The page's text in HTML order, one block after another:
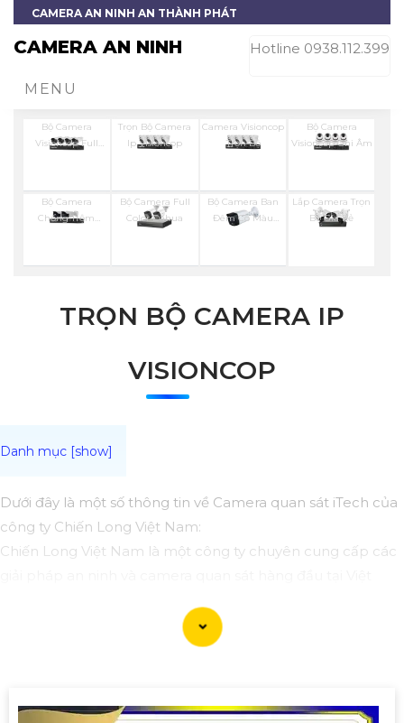
CAMERA AN NINH AN THÀNH PHÁT
CAMERA AN NINH Hotline 0938.112.399
MENU
Bộ Camera
Visioncop Full
Trọn Bộ Camera
Ip Visioncop
Camera Visioncop
Trọn Bộ
Bộ Camera
Visioncop Ghi Âm
Bộ Camera
Chống Trộm
Bộ Camera Full
Color Dahua
Bộ Camera Ban
Đêm Có Màu
Lắp Camera Trọn
Bộ Giá Rẻ
TRỌN BỘ CAMERA IP
VISIONCOP
Dưới đây là một số thông tin về Camera quan sát iTech của
công ty Chiến Long Việt Nam:
Chiến Long Việt Nam là một công ty chuyên cung cấp các
Camera quan sát iTech được đánh giá cao về độ tin cậy và